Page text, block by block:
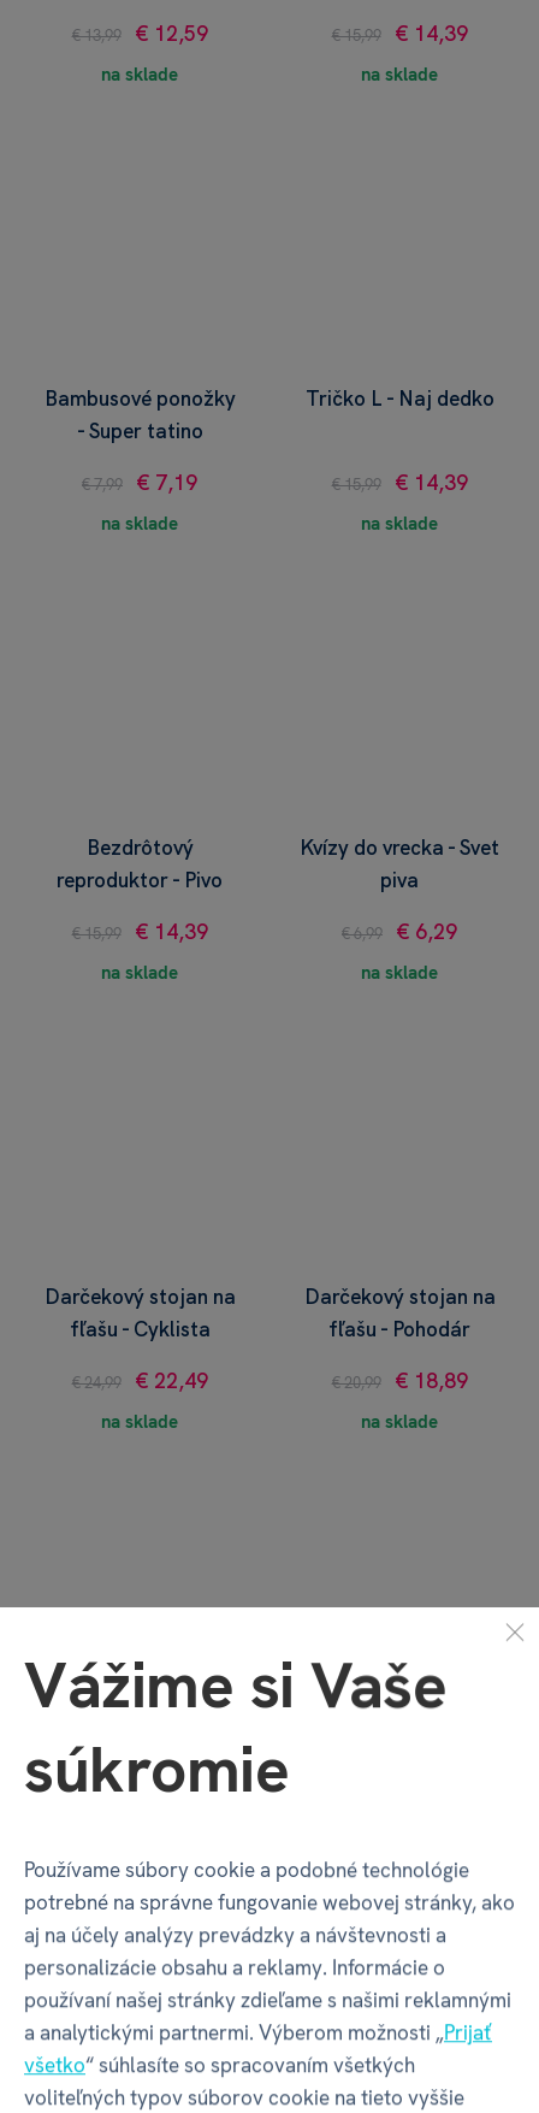
€ 13,99 € 12,59
na sklade
€ 15,99 € 14,39
na sklade
Bambusové ponožky
- Super tatino
€ 7,99 € 7,19
na sklade
Tričko L - Naj dedko
€ 15,99 € 14,39
na sklade
Bezdrôtový
reproduktor - Pivo
€ 15,99 € 14,39
na sklade
Kvízy do vrecka - Svet
piva
€ 6,99 € 6,29
na sklade
Darčekový stojan na
fľašu - Cyklista
€ 24,99 € 22,49
na sklade
Darčekový stojan na
fľašu - Pohodár
€ 20,99 € 18,89
na sklade
Reflex - Elektronická
logická hra
€ 9,99 € 8,99
na sklade
€ 24,99 € 22,49
na sklade
Vážime si Vaše
súkromie
Používame súbory cookie a podobné technológie
potrebné na správne fungovanie webovej stránky, ako
aj na účely analýzy prevádzky a návštevnosti a
personalizácie obsahu a reklamy. Informácie o
používaní našej stránky zdieľame s našimi reklamnými
a analytickými partnermi. Výberom možnosti „Prijať
všetko“ súhlasíte so spracovaním všetkých
voliteľných typov súborov cookie na tieto vyššie